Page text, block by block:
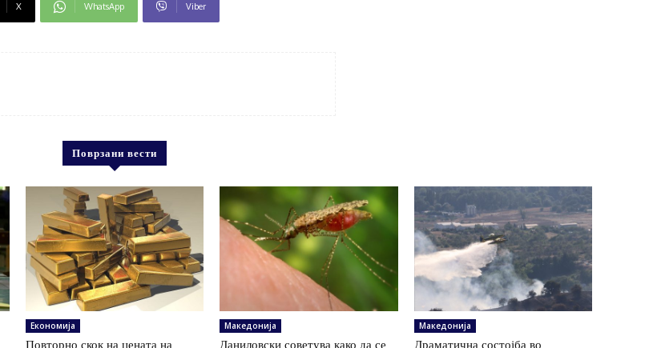
X WhatsApp Viber
Поврзани вести
Економија
Повторно скок на цената на
Македонија
Даниловски советува како да се
Македонија
Драматична состојба во